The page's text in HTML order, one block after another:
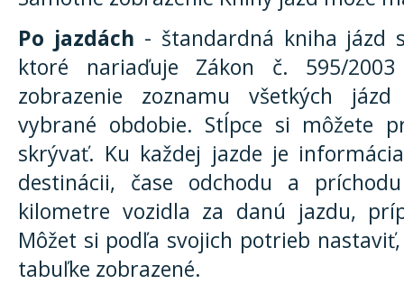
Po jazdách - štandardná kniha jázd
ktoré nariaďuje Zákon č. 595/
zobrazenie zoznamu všetkých
vybrané obdobie. Stĺpce si môžete
skrývať. Ku každej jazde je
destinácii, čase odchodu a
kilometre vozidla za danú jazdu,
Môžet si podľa svojich potrieb
tabuľke zobrazené.